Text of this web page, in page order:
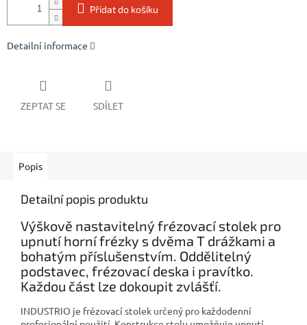
Přidat do košíku
Detailní informace
ZEPTAT SE SDÍLET
Popis
Detailní popis produktu
Výškově nastavitelný frézovací stolek pro
upnutí horní frézky s dvěma T drážkami a
bohatým příslušenstvím. Oddělitelný
podstavec, frézovací deska i pravítko.
Každou část lze dokoupit zvlášťí.
INDUSTRIO je frézovací stolek určený pro každodenní